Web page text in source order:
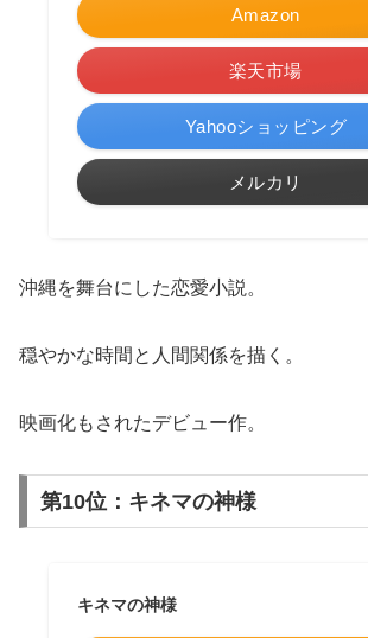
Amazon
楽天市場
Yahooショッピング
メルカリ
沖縄を舞台にした恋愛小説。
穏やかな時間と人間関係を描く。
映画化もされたデビュー作。
第10位：キネマの神様
キネマの神様